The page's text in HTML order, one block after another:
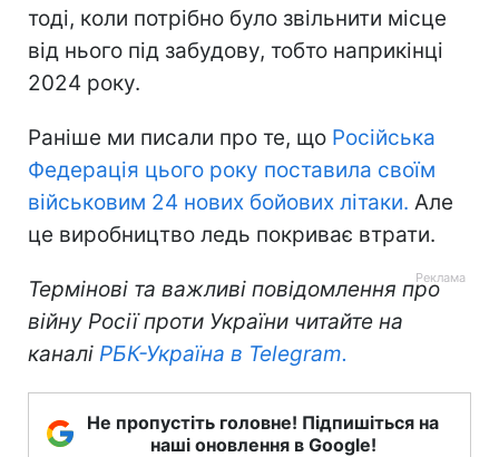
тоді, коли потрібно було звільнити місце
від нього під забудову, тобто наприкінці
2024 року.
Раніше ми писали про те, що Російська
Федерація цього року поставила своїм
військовим 24 нових бойових літаки. Але
це виробництво ледь покриває втрати.
Термінові та важливі повідомлення про
війну Росії проти України читайте на
каналі РБК-Україна в Telegram.
Не пропустіть головне! Підпишіться на
наші оновлення в Google!